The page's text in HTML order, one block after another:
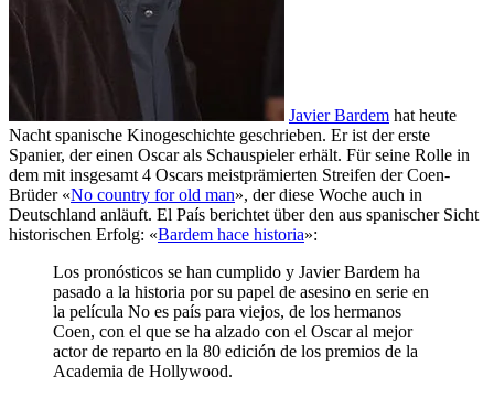
Javier Bardem hat heute
Nacht spanische Kinogeschichte geschrieben. Er ist der erste
Spanier, der einen Oscar als Schauspieler erhält. Für seine Rolle in
dem mit insgesamt 4 Oscars meistprämierten Streifen der Coen-
Brüder «No country for old man», der diese Woche auch in
Deutschland anläuft. El País berichtet über den aus spanischer Sicht
historischen Erfolg: «Bardem hace historia»:
Los pronósticos se han cumplido y Javier Bardem ha
pasado a la historia por su papel de asesino en serie en
la película No es país para viejos, de los hermanos
Coen, con el que se ha alzado con el Oscar al mejor
actor de reparto en la 80 edición de los premios de la
Academia de Hollywood.